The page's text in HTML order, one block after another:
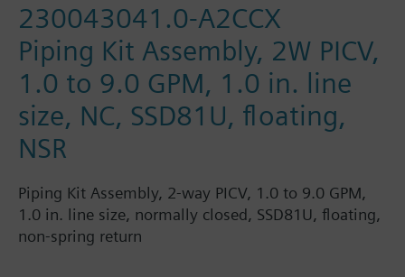
230043041.0-A2CCX
Piping Kit Assembly, 2W PICV,
1.0 to 9.0 GPM, 1.0 in. line
size, NC, SSD81U, floating,
NSR
Piping Kit Assembly, 2-way PICV, 1.0 to 9.0 GPM,
1.0 in. line size, normally closed, SSD81U, floating,
non-spring return